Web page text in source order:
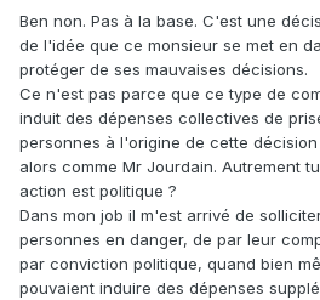
Ben non. Pas à la base. C'est une
de l'idée que ce monsieur se met en
protéger de ses mauvaises décisions.
Ce n'est pas parce que ce type de
induit des dépenses collectives de
personnes à l'origine de cette
alors comme Mr Jourdain. Autrement
action est politique ?
Dans mon job il m'est arrivé de
personnes en danger, de par leur
par conviction politique, quand bien
pouvaient induire des dépenses